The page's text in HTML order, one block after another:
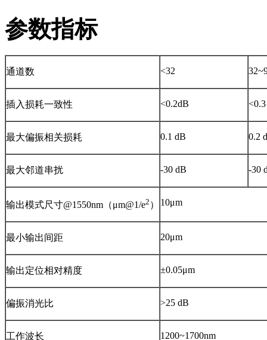
参数指标
通道数 <32
插入损耗一致性 <0.2dB
最大偏振相关损耗 0.1 dB 0.2
最大邻道串扰 -30 dB -30
输出模式尺寸@1550nm（μm@1/e2 ） 10μm
最小输出间距 20μm
输出定位相对精度 ±0.05μm
偏振消光比 >25 dB
工作波长 1200~1700nm